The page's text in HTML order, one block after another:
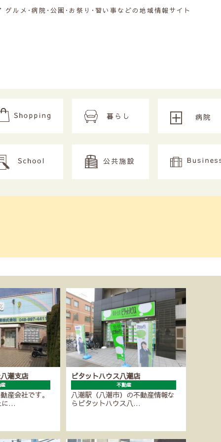
ルメ･病院･公園･お祭り･習い事などの地域情報サイト
潮支店
産会社です。
に…
ピタットハウス八潮店
不動産
八潮駅（八潮市）の不動産情報な
らピタットハウス八…